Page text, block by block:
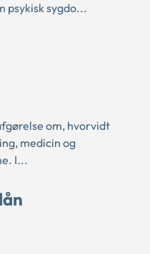
psykisk sygdo...
om, hvorvidt
medicin og
I...